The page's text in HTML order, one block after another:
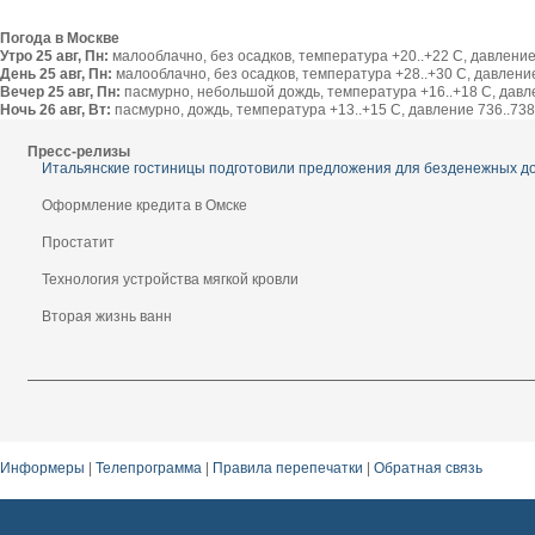
Погода в Москве
Утро 25 авг, Пн: малооблачно, без осадков, температура +20..+22 С,
День 25 авг, Пн: малооблачно, без осадков, температура +28..+30 С,
Вечер 25 авг, Пн: пасмурно, небольшой дождь, температура +16..+18 С,
Ночь 26 авг, Вт: пасмурно, дождь, температура +13..+15 С, давление
Пресс-релизы
Итальянские гостиницы подготовили предложения для безденежных
Оформление кредита в Омске
Простатит
Технология устройства мягкой кровли
Вторая жизнь ванн
Информеры | Телепрограмма | Правила перепечатки | Обратная связь